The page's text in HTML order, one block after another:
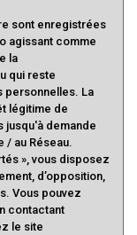
sont enregistrées
agissant comme
la
qui reste
personnelles. La
légitime de
jusqu'à demande
/ au Réseau.
», vous disposez
d’opposition,
Vous pouvez
contactant
le site